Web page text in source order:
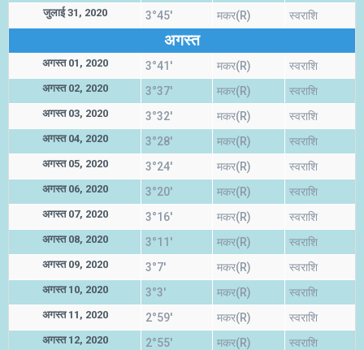
जुलाई 31, 2020 3°45' मकर(R) स्वराशि
अगस्त
अगस्त 01, 2020 3°41' मकर(R) स्वराशि
अगस्त 02, 2020 3°37' मकर(R) स्वराशि
अगस्त 03, 2020 3°32' मकर(R) स्वराशि
अगस्त 04, 2020 3°28' मकर(R) स्वराशि
अगस्त 05, 2020 3°24' मकर(R) स्वराशि
अगस्त 06, 2020 3°20' मकर(R) स्वराशि
अगस्त 07, 2020 3°16' मकर(R) स्वराशि
अगस्त 08, 2020 3°11' मकर(R) स्वराशि
अगस्त 09, 2020 3°7' मकर(R) स्वराशि
अगस्त 10, 2020 3°3' मकर(R) स्वराशि
अगस्त 11, 2020 2°59' मकर(R) स्वराशि
अगस्त 12, 2020 2°55' मकर(R) स्वराशि